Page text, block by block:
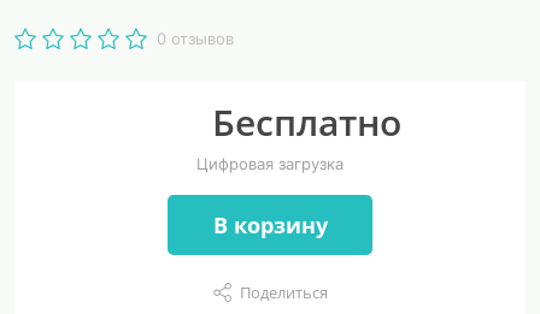
0 отзывов
Бесплатно
Цифровая загрузка
В корзину
Поделиться